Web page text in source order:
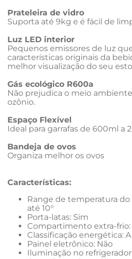
Prateleira de vidro
Suporta até 9kg e é fácil de
Luz LED interior
Pequenos emissores de luz
características originais da
melhor visualização do seu
Gás ecológico R600a
Não prejudica o meio
ozônio.
Espaço Flexível
Ideal para garrafas de 600ml a
Bandeja de ovos
Organiza melhor os ovos
Características:
Range de temperatura do
até 10°
Porta-latas: Sim
Compartimento extra-frio:
Classificação energética: A
Painel eletrônico: Não
Iluminação no